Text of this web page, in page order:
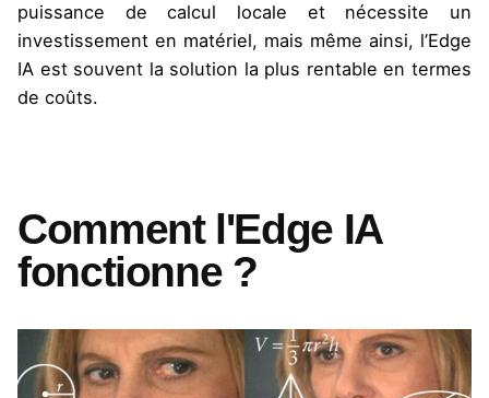
puissance de calcul locale et nécessite un
investissement en matériel, mais même ainsi, l’Edge
IA est souvent la solution la plus rentable en termes
de coûts.
Comment l'Edge IA
fonctionne ?